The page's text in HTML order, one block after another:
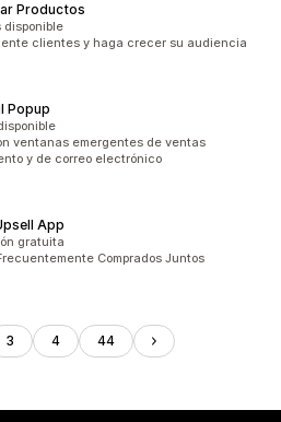
Productos
disponible
clientes y haga crecer su audiencia
Popup
ventanas emergentes de ventas
y de correo electrónico
App
gratuita
Comprados Juntos
3 4 44